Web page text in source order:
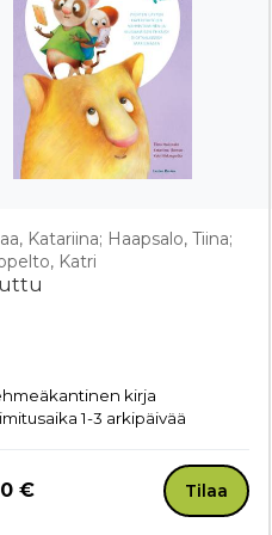
Katariina; Haapsalo, Tiina;
Katri
kirja
1-3 arkipäivää
nyt
€ Tilaa